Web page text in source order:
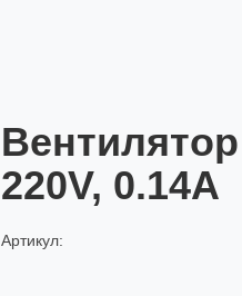
220V, 0.14A
Артикул: